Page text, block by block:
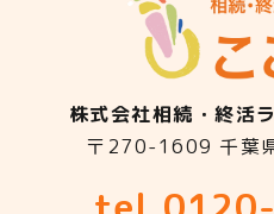
株式会社相続・終活
〒270-1609 千葉